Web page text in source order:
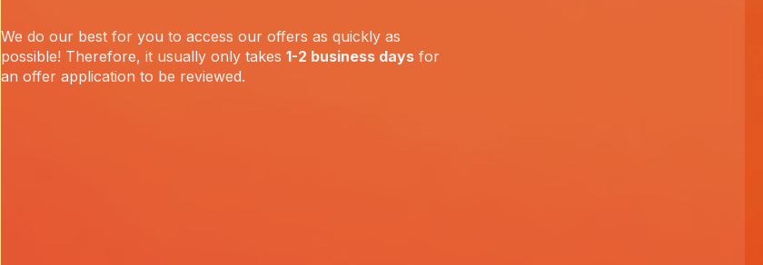
We do our best for you to access our offers as quickly as
possible! Therefore, it usually only takes 1-2 business daysfor
an offer application to be reviewed.